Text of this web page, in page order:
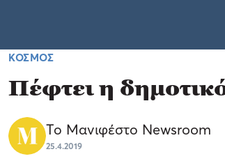
ΚΟΣΜΟΣ
Πέφτει η
Το Μανιφέστο Newsroom
25.4.2019